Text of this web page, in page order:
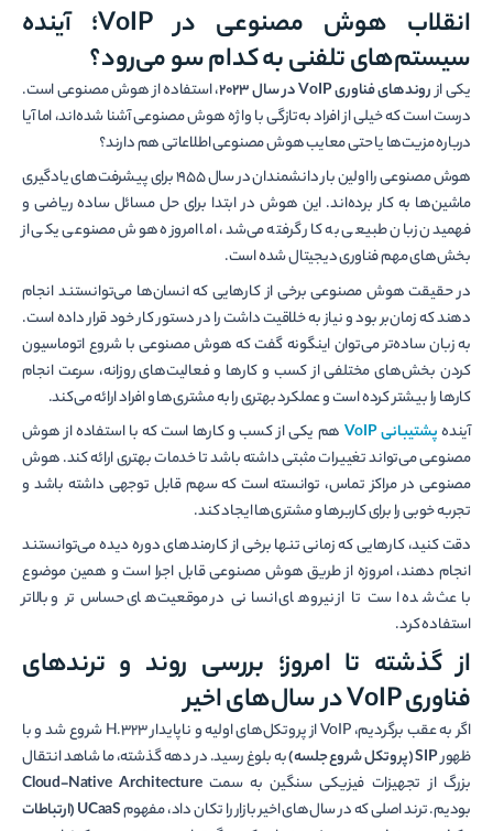
انقلاب هوش مصنوعی در VoIP؛ آینده
سیستم‌های تلفنی به کدام سو می‌رود؟
یکی ازروندهای فناوری VoIP در سال 2023
، استفاده از هوش مصنوعی است.
درست است که خیلی از افراد به‌تازگی با واژه هوش مصنوعی آشنا شده‌اند، اما آیا
درباره مزیت‌ها یا حتی معایب هوش مصنوعی اطلاعاتی هم دارند؟
هوش مصنوعی را اولین بار دانشمندان در سال 1955 برای پیشرفت‌های یادگیری
ماشین‌ها به کار برده‌اند. این هوش در ابتدا برای حل مسائل ساده ریاضی و
فهمیدن زبان طبیعی به کار گرفته می‌شد، اما امروزه هوش مصنوعی یکی از
بخش‌های مهم فناوری دیجیتال شده است.
در حقیقت هوش مصنوعی برخی از کارهایی که انسان‌ها می‌توانستند انجام
دهند که زمان‌بر بود و نیاز به خلاقیت داشت را در دستور کار خود قرار داده است.
به زبان ساده‌تر می‌توان اینگونه گفت که هوش مصنوعی با شروع اتوماسیون
کردن بخش‌های مختلفی از کسب و کارها و فعالیت‌های روزانه، سرعت انجام
کارها را بیشتر کرده است و عملکرد بهتری را به مشتری‌ها و افراد ارائه می‌کند.
آیندهپشتیبانیVoIP هم یکی از کسب و کارها است که با استفاده از هوش
مصنوعی می‌تواند تغییرات مثبتی داشته باشد تا خدمات بهتری ارائه کند. هوش
مصنوعی در مراکز تماس، توانسته است که سهم قابل توجهی داشته باشد و
تجربه خوبی را برای کاربرها و مشتری‌ها ایجاد کند.
دقت کنید، کارهایی که زمانی تنها برخی از کارمند‌های دوره دیده می‌توانستند
انجام دهند، امروزه از طریق هوش مصنوعی قابل اجرا است و همین موضوع
باعث شده است تا از نیروهای انسانی در موقعیت‌های حساس‌تر و بالاتر
استفاده کرد.
از گذشته تا امروز؛ بررسی روند و ترندهای
فناوری VoIP در سال‌های اخیر
اگر به عقب برگردیم، VoIP از پروتکل‌های اولیه و ناپایدار H.323 شروع شد و با
ظهورSIP (پروتکل شروع جلسه)
به بلوغ رسید. در دهه گذشته، ما شاهد انتقال
بزرگ از تجهیزات فیزیکی سنگین به سمتCloud-Native Architecture
بودیم. ترند اصلی که در سال‌های اخیر بازار را تکان داد، مفهوم
UCaaS (ارتباطات